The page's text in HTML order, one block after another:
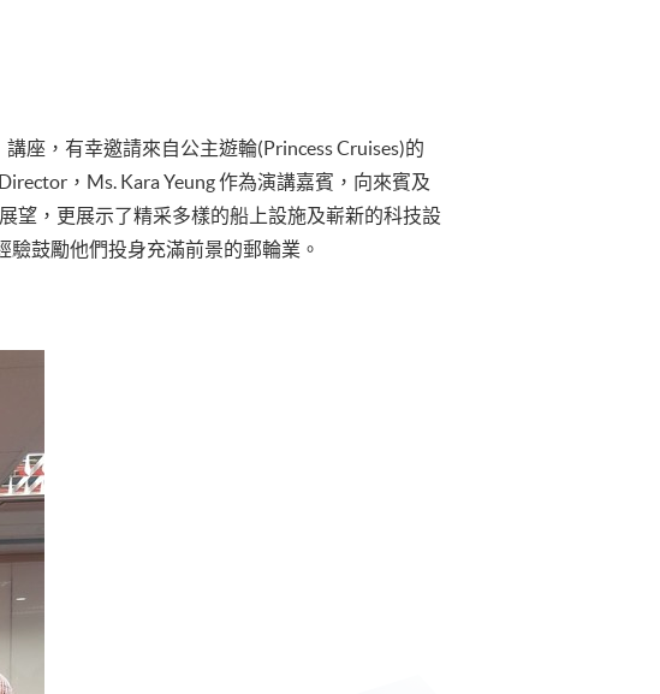
座，有幸邀請來自公主遊輪(Princess Cruises)的
，Ms. Kara Yeung 作為演講嘉賓，向來賓及
望，更展示了精采多樣的船上設施及嶄新的科技設
鼓勵他們投身充滿前景的郵輪業。